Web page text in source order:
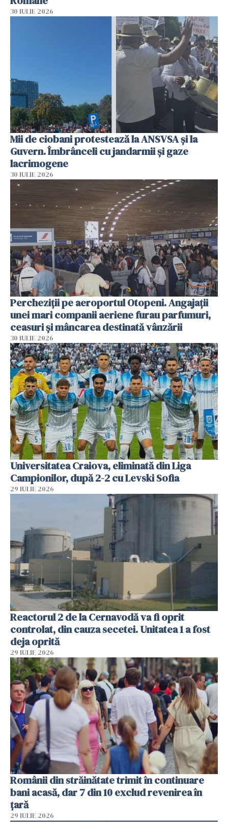
30 IULIE 2026
Mii de ciobani protestează la ANSVSA și la
Guvern. Îmbrânceli cu jandarmii și gaze
lacrimogene
30 IULIE 2026
Percheziții pe aeroportul Otopeni. Angajații
unei mari companii aeriene furau parfumuri,
ceasuri și mâncarea destinată vânzării
30 IULIE 2026
Universitatea Craiova, eliminată din Liga
Campionilor, după 2-2 cu Levski Sofia
29 IULIE 2026
Reactorul 2 de la Cernavodă va fi oprit
controlat, din cauza secetei. Unitatea 1 a fost
deja oprită
29 IULIE 2026
Românii din străinătate trimit în continuare
bani acasă, dar 7 din 10 exclud revenirea în
țară
29 IULIE 2026